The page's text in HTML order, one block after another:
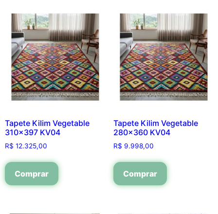
Tapete Kilim Vegetable
310×397 KV04
R$ 12.325,00
Comprar
Tapete Kilim Vegetable
280×360 KV04
R$ 9.998,00
Comprar